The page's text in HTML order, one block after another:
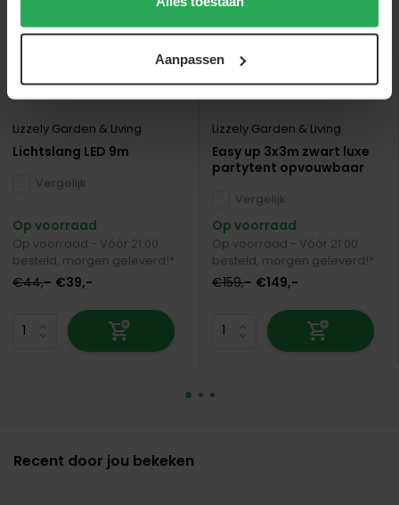
Aanpassen
Lizzely Garden & Living
Lichtslang LED 9m
Vergelijk
Op voorraad
Op voorraad - Vóór 21:00
besteld, morgen geleverd!*
€44,- €39,-
Lizzely Garden & Living
Easy up 3x3m zwart luxe
partytent opvouwbaar
Vergelijk
Op voorraad
Op voorraad - Vóór 21:00
besteld, morgen geleverd!*
€159,- €149,-
Recent door jou bekeken